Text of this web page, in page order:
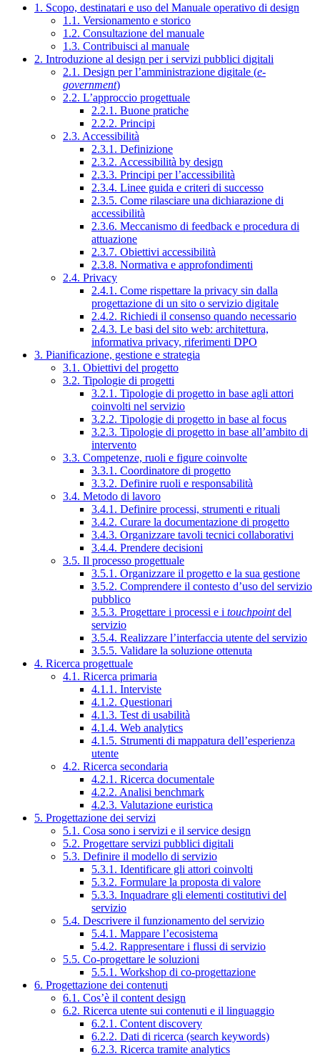
1. Scopo, destinatari e uso del Manuale operativo di design
1.1. Versionamento e storico
1.2. Consultazione del manuale
1.3. Contribuisci al manuale
2. Introduzione al design per i servizi pubblici digitali
2.1. Design per l’amministrazione digitale (e-
government)
2.2. L’approccio progettuale
2.2.1. Buone pratiche
2.2.2. Principi
2.3. Accessibilità
2.3.1. Definizione
2.3.2. Accessibilità by design
2.3.3. Principi per l’accessibilità
2.3.4. Linee guida e criteri di successo
2.3.5. Come rilasciare una dichiarazione di
accessibilità
2.3.6. Meccanismo di feedback e procedura di
attuazione
2.3.7. Obiettivi accessibilità
2.3.8. Normativa e approfondimenti
2.4. Privacy
2.4.1. Come rispettare la privacy sin dalla
progettazione di un sito o servizio digitale
2.4.2. Richiedi il consenso quando necessario
2.4.3. Le basi del sito web: architettura,
informativa privacy, riferimenti DPO
3. Pianificazione, gestione e strategia
3.1. Obiettivi del progetto
3.2. Tipologie di progetti
3.2.1. Tipologie di progetto in base agli attori
coinvolti nel servizio
3.2.2. Tipologie di progetto in base al focus
3.2.3. Tipologie di progetto in base all’ambito di
intervento
3.3. Competenze, ruoli e figure coinvolte
3.3.1. Coordinatore di progetto
3.3.2. Definire ruoli e responsabilità
3.4. Metodo di lavoro
3.4.1. Definire processi, strumenti e rituali
3.4.2. Curare la documentazione di progetto
3.4.3. Organizzare tavoli tecnici collaborativi
3.4.4. Prendere decisioni
3.5. Il processo progettuale
3.5.1. Organizzare il progetto e la sua gestione
3.5.2. Comprendere il contesto d’uso del servizio
pubblico
3.5.3. Progettare i processi e i touchpointdel
servizio
3.5.4. Realizzare l’interfaccia utente del servizio
3.5.5. Validare la soluzione ottenuta
4. Ricerca progettuale
4.1. Ricerca primaria
4.1.1. Interviste
4.1.2. Questionari
4.1.3. Test di usabilità
4.1.4. Web analytics
4.1.5. Strumenti di mappatura dell’esperienza
utente
4.2. Ricerca secondaria
4.2.1. Ricerca documentale
4.2.2. Analisi benchmark
4.2.3. Valutazione euristica
5. Progettazione dei servizi
5.1. Cosa sono i servizi e il service design
5.2. Progettare servizi pubblici digitali
5.3. Definire il modello di servizio
5.3.1. Identificare gli attori coinvolti
5.3.2. Formulare la proposta di valore
5.3.3. Inquadrare gli elementi costitutivi del
servizio
5.4. Descrivere il funzionamento del servizio
5.4.1. Mappare l’ecosistema
5.4.2. Rappresentare i flussi di servizio
5.5. Co-progettare le soluzioni
5.5.1. Workshop di co-progettazione
6. Progettazione dei contenuti
6.1. Cos’è il content design
6.2. Ricerca utente sui contenuti e il linguaggio
6.2.1. Content discovery
6.2.2. Dati di ricerca (search keywords)
6.2.3. Ricerca tramite analytics